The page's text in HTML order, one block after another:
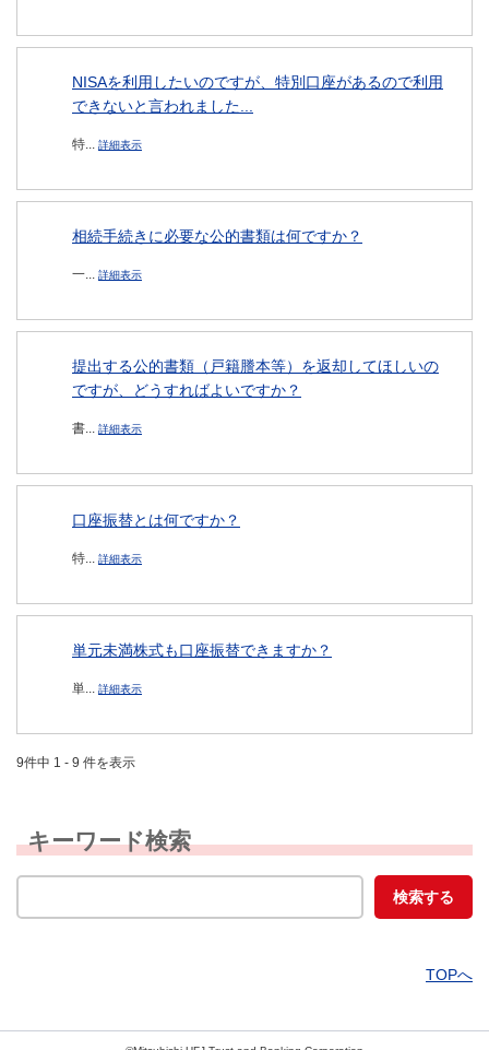
NISAを利用したいのですが、特別口座があるので利用
できないと言われました...
特... 詳細表示
相続手続きに必要な公的書類は何ですか？
一... 詳細表示
提出する公的書類（戸籍謄本等）を返却してほしいの
ですが、どうすればよいですか？
書... 詳細表示
口座振替とは何ですか？
特... 詳細表示
単元未満株式も口座振替できますか？
単... 詳細表示
9件中 1 - 9 件を表示
キーワード検索
TOPへ